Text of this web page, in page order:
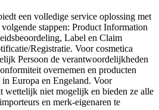
een volledige service oplossing met
stappen: Product Information
Label en Claim
Registratie. Voor cosmetica
Persoon de verantwoordelijkheden
overnemen en producten
Europa en Engeland. Voor
wettelijk niet mogelijk en bieden ze alle
en merk-eigenaren te